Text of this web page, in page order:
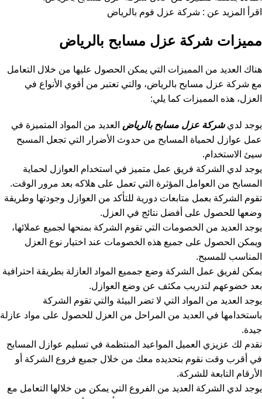
اقرأ المزيد عن : شركة عزل فوم بالرياض
مميزات شركة عزل مسابح بالرياض
هناك العديد من المميزات التي يمكن الحصول عليها من خلال التعامل
مع شركة عزل مسابح بالرياض، والتي تعتبر من أقوي الأنواع في
العزل، هذه المميزات كما يلي:
يوجد لديشركة عزل مسابح بالرياض العديد من المواد المتميزة في
عمل عوازل لحمياة المسابح من حدوث الأضرار التي تجعل المسبح
سيئ الاستخدام.
يوجد لدي الشركة فريق عمل متميز في استخدام العوازل لحماية
المسابح من العوامل المؤثرة التي تعمل على هلاكه بعد مرور الوقت.
تقوم الشركة بعمل متابعات دورية للتأكد من العوازل وجودتها وطريقة
وضعها للحصول على أفضل نتائج في العزل.
يوجد العديد من الخصومات التي تقوم الشركة بمنحها لجميع عملائها،
ويمكن الحصول على جميع هذه الخصومات عند اختيار نوع العزل
المناسب للمسبح.
يمكن لفريق عمل الشركة وضع جمميع المواد العازلة بطريقة احترافية
بعد خضوعهم لتدريب مكثف عن وضع العوازل.
يوجد العديد من المواد التي لا تضر البيئة والتي تقوم الشركة
باستخدامها في العديد من المراحل من العزل للحصول على مواد عازلة
جيدة.
نقدم لك عزيزي العميل المواعيد المنتظمة في تسليم عوازل المسابح
في أقرب وقت نقوم بتحديده معك من خلال جميع فروع الشركة أو
الأرقام التابعة للشركة.
يوجد لدي الشركة العديد من الفروع التي يمكن من خلالها التعامل مع